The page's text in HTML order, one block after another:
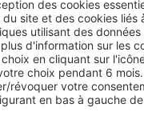
Cookies
Copyright
CGV